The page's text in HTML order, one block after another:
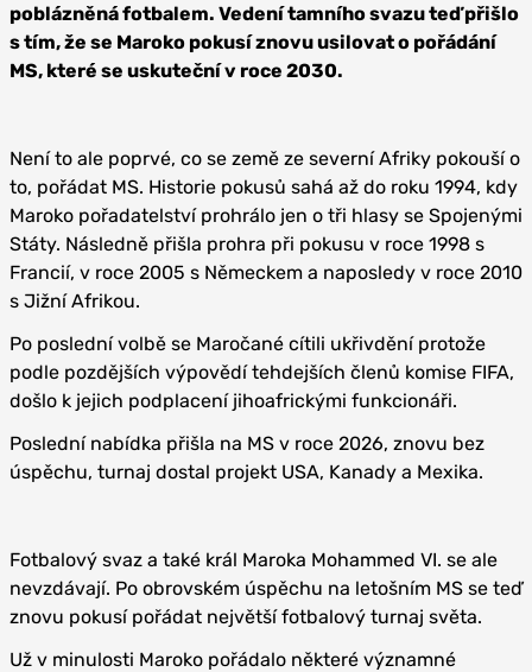
poblázněná fotbalem. Vedení tamního svazu teď přišlo
s tím, že se Maroko pokusí znovu usilovat o pořádání
MS, které se uskuteční v roce 2030.
Není to ale poprvé, co se země ze severní Afriky pokouší o
to, pořádat MS. Historie pokusů sahá až do roku 1994, kdy
Maroko pořadatelství prohrálo jen o tři hlasy se Spojenými
Státy. Následně přišla prohra při pokusu v roce 1998 s
Francií, v roce 2005 s Německem a naposledy v roce 2010
s Jižní Afrikou.
Po poslední volbě se Maročané cítili ukřivdění protože
podle pozdějších výpovědí tehdejších členů komise FIFA,
došlo k jejich podplacení jihoafrickými funkcionáři.
Poslední nabídka přišla na MS v roce 2026, znovu bez
úspěchu, turnaj dostal projekt USA, Kanady a Mexika.
Fotbalový svaz a také král Maroka Mohammed VI. se ale
nevzdávají. Po obrovském úspěchu na letošním MS se teď
znovu pokusí pořádat největší fotbalový turnaj světa.
Už v minulosti Maroko pořádalo některé významné